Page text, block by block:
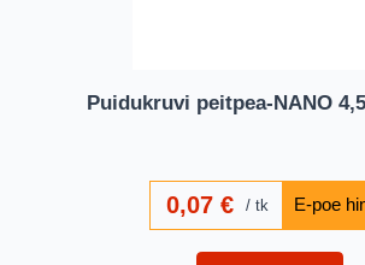
Puidukruvi peitpea-NANO
0,07€ tk